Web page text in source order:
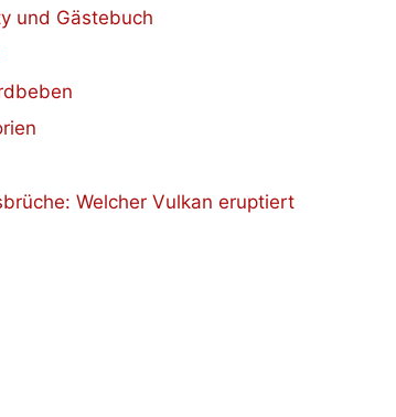
und Gästebuch
Welcher Vulkan eruptiert